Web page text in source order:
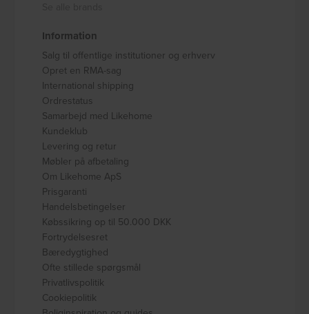
Information
Salg til offentlige institutioner og erhverv
Opret en RMA-sag
International shipping
Ordrestatus
Samarbejd med Likehome
Kundeklub
Levering og retur
Møbler på afbetaling
Om Likehome ApS
Prisgaranti
Handelsbetingelser
Købssikring op til 50.000 DKK
Fortrydelsesret
Bæredygtighed
Ofte stillede spørgsmål
Privatlivspolitik
Cookiepolitik